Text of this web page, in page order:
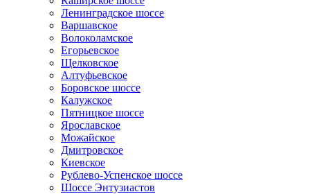
Ленинградское шоссе
Варшавское
Волоколамское
Егорьевское
Щелковское
Алтуфьевское
Боровское шоссе
Калужское
Пятницкое шоссе
Ярославское
Можайское
Дмитровское
Киевское
Рублево-Успенское шоссе
Шоссе Энтузиастов